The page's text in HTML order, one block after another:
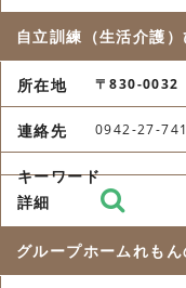
自立訓練（生活介護
〒830-0032
0942-27-
グループホームれもん